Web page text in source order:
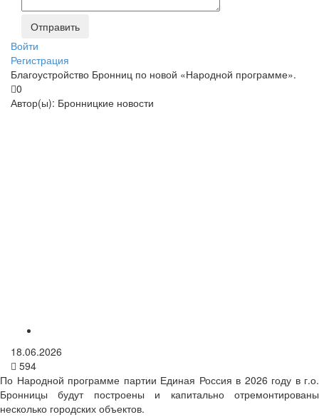
Войти
Регистрация
Благоустройство Бронниц по новой «Народной программе».
0
Автор(ы): Бронницкие новости
18.06.2026
594
По Народной программе партии Единая Россия в 2026 году в г.о.
Бронницы будут построены и капитально отремонтированы
несколько городских объектов.